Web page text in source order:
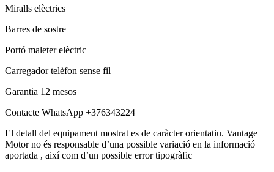
Miralls elèctrics
Barres de sostre
Portó maleter elèctric
Carregador telèfon sense fil
Garantia 12 mesos
Contacte WhatsApp +376343224
El detall del equipament mostrat es de caràcter orientatiu. Vantage
Motor no és responsable d’una possible variació en la informació
aportada , així com d’un possible error tipogràfic